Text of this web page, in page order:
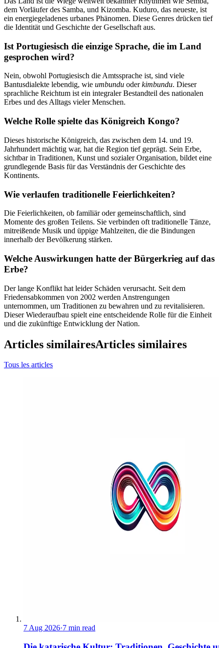
dem Vorläufer des Samba, und Kizomba. Kuduro, das neueste, ist
ein energiegeladenes urbanes Phänomen. Diese Genres drücken tief
die Identität und Geschichte der Gesellschaft aus.
Ist Portugiesisch die einzige Sprache, die im Land
gesprochen wird?
Nein, obwohl Portugiesisch die Amtssprache ist, sind viele
Bantusdialekte lebendig, wie umbundu oderkimbundu. Dieser
sprachliche Reichtum ist ein integraler Bestandteil des nationalen
Erbes und des Alltags vieler Menschen.
Welche Rolle spielte das Königreich Kongo?
Dieses historische Königreich, das zwischen dem 14. und 19.
Jahrhundert mächtig war, hat die Region tief geprägt. Sein Erbe,
sichtbar in Traditionen, Kunst und sozialer Organisation, bildet eine
grundlegende Basis für das Verständnis der Geschichte des
Kontinents.
Wie verlaufen traditionelle Feierlichkeiten?
Die Feierlichkeiten, ob familiär oder gemeinschaftlich, sind
Momente des großen Teilens. Sie verbinden oft traditionelle Tänze,
mitreißende Musik und üppige Mahlzeiten, die die Bindungen
innerhalb der Bevölkerung stärken.
Welche Auswirkungen hatte der Bürgerkrieg auf das
Erbe?
Der lange Konflikt hat leider Schäden verursacht. Seit dem
Friedensabkommen von 2002 werden Anstrengungen
unternommen, um Traditionen zu bewahren und zu revitalisieren.
Dieser Wiederaufbau spielt eine entscheidende Rolle für die Einheit
und die zukünftige Entwicklung der Nation.
Articles similairesArticles similaires
Tous les articles
7 Aug 2026·7 min read